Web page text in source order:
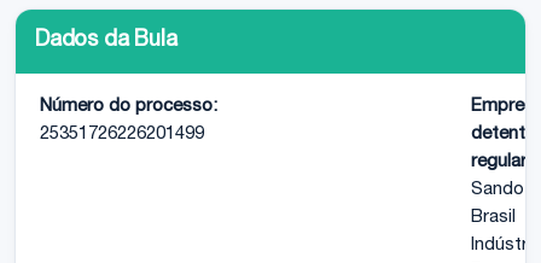
Dados da Bula
Número do processo:
25351726226201499
Sandoz
Brasil
Indústria